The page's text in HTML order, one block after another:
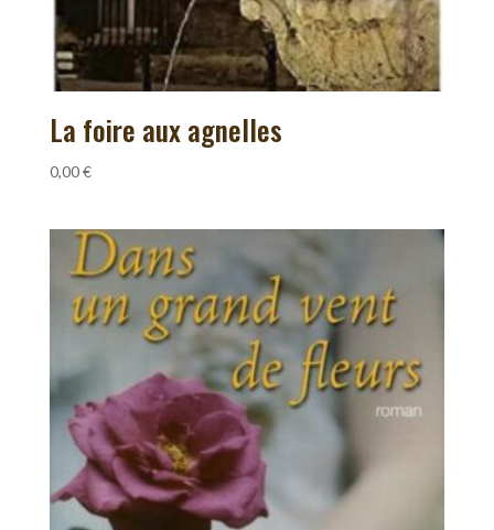
La foire aux agnelles
0,00€